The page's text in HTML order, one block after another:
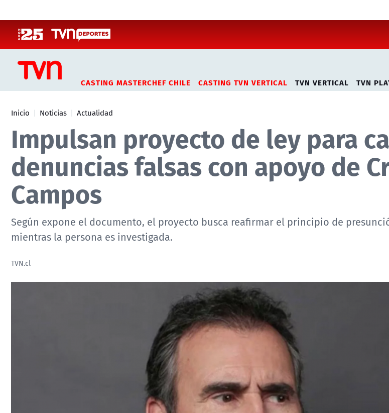
CASTING MASTERCHEF CHILE CASTING TVN VERTICAL TVN VERTICAL TVN
Inicio Noticias Actualidad
Impulsan proyecto de ley para
denuncias falsas con apoyo de
Campos
Según expone el documento, el proyecto busca reafirmar el principio de
mientras la persona es investigada.
TVN.cl